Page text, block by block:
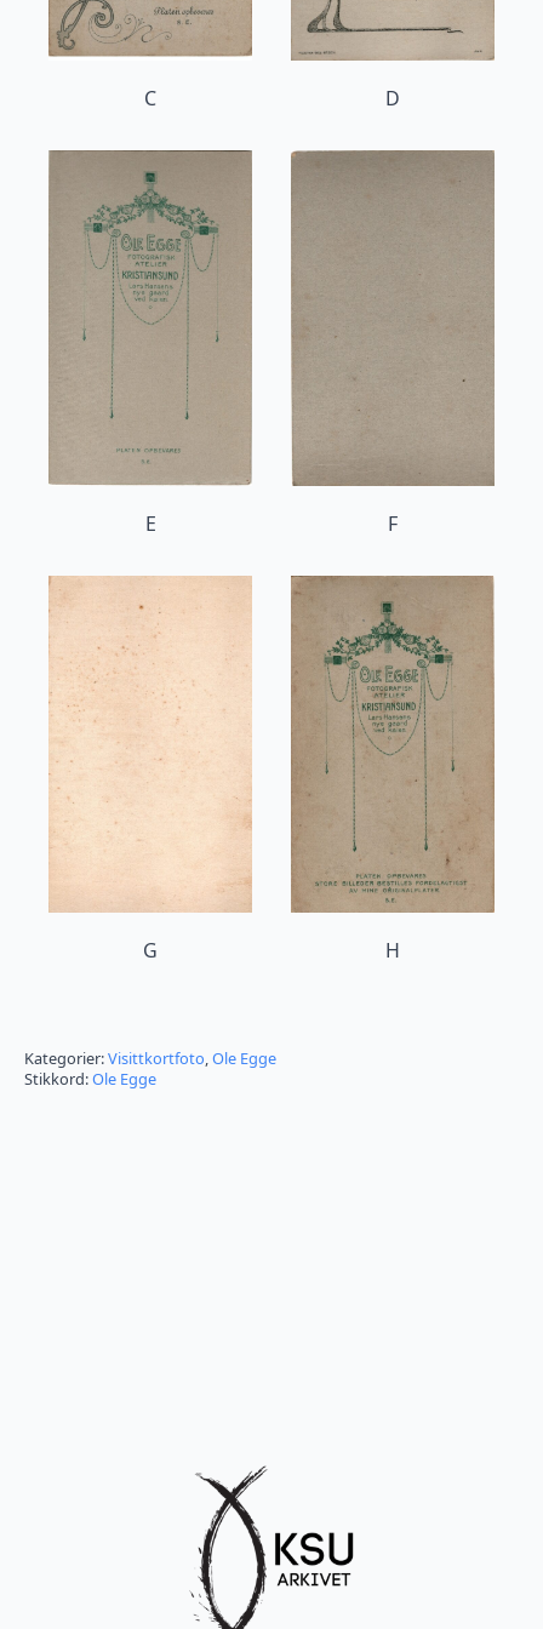
C D
E F
G H
Kategorier:Visittkortfoto,Ole Egge
Stikkord:Ole Egge